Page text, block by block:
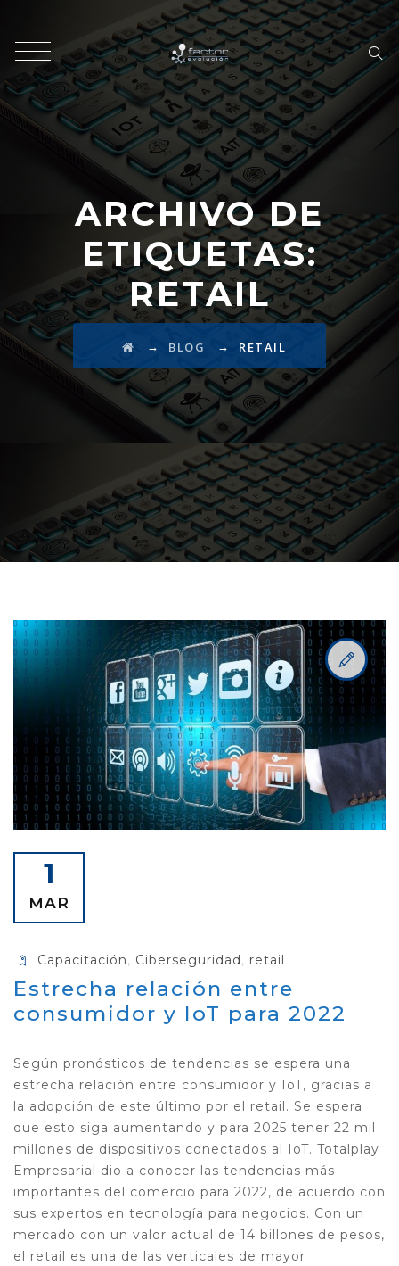
ARCHIVO DE
ETIQUETAS:
RETAIL
→ BLOG → RETAIL
1
MAR
Capacitación, Ciberseguridad, retail
Estrecha relación entre
consumidor y IoT para 2022
Según pronósticos de tendencias se espera una
estrecha relación entre consumidor y IoT, gracias a
la adopción de este último por el retail. Se espera
que esto siga aumentando y para 2025 tener 22 mil
millones de dispositivos conectados al IoT. Totalplay
Empresarial dio a conocer las tendencias más
importantes del comercio para 2022, de acuerdo con
sus expertos en tecnología para negocios. Con un
mercado con un valor actual de 14 billones de pesos,
el retail es una de las verticales de mayor